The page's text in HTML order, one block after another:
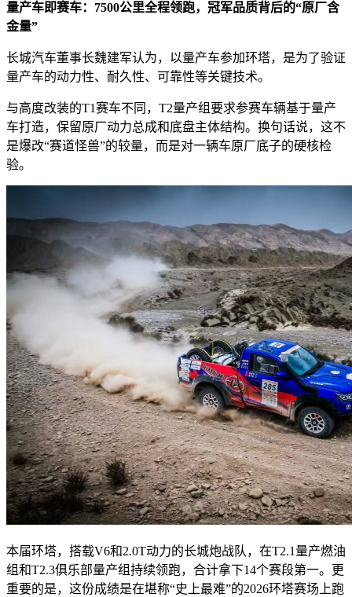
量产车即赛车：7500公里全程领跑，冠军品质背后的“原厂含
金量”
长城汽车董事长魏建军认为，以量产车参加环塔，是为了验证
量产车的动力性、耐久性、可靠性等关键技术。
与高度改装的T1赛车不同，T2量产组要求参赛车辆基于量产
车打造，保留原厂动力总成和底盘主体结构。换句话说，这不
是爆改“赛道怪兽”的较量，而是对一辆车原厂底子的硬核检
验。
本届环塔，搭载V6和2.0T动力的长城炮战队，在T2.1量产燃油
组和T2.3俱乐部量产组持续领跑，合计拿下14个赛段第一。更
重要的是，这份成绩是在堪称“史上最难”的2026环塔赛场上跑